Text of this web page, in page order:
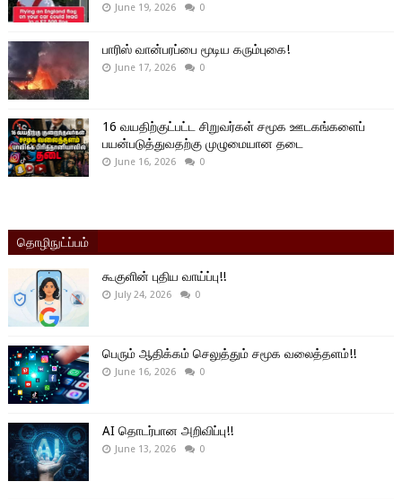
June 19, 2026 0
பாரிஸ் வான்பரப்பை மூடிய கரும்புகை!
June 17, 2026 0
16 வயதிற்குட்பட்ட சிறுவர்கள் சமூக ஊடகங்களைப்
பயன்படுத்துவதற்கு முழுமையான தடை
June 16, 2026 0
தொழிநுட்ப்பம்
கூகுளின் புதிய வாய்ப்பு!!
July 24, 2026 0
பெரும் ஆதிக்கம் செலுத்தும் சமூக வலைத்தளம்!!
June 16, 2026 0
AI தொடர்பான அறிவிப்பு!!
June 13, 2026 0